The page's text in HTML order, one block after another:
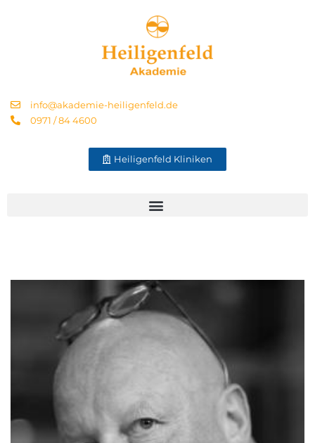
info@akademie-heiligenfeld.de
0971 / 84 4600
Heiligenfeld Kliniken